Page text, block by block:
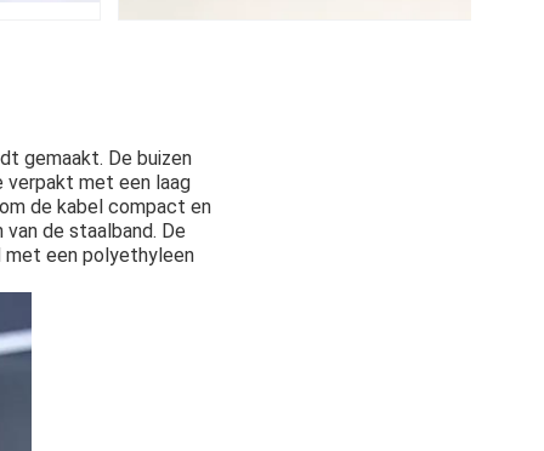
gemaakt. De buizen
verpakt met een laag
de kabel compact en
de staalband. De
met een polyethyleen